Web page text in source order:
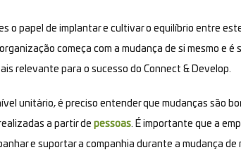
o papel de implantar e cultivar o equilíbrio entre
começa com a mudança de si mesmo e
relevante para o sucesso do Connect & Develop.
unitário, é preciso entender que mudanças são
a partir de pessoas. É importante que a
e suportar a companhia durante a mudança de